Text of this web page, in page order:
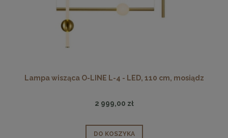
Lampa wisząca O-LINE L-4 - LED, 110 cm, mosiądz
2 999,00 zł
DO KOSZYKA